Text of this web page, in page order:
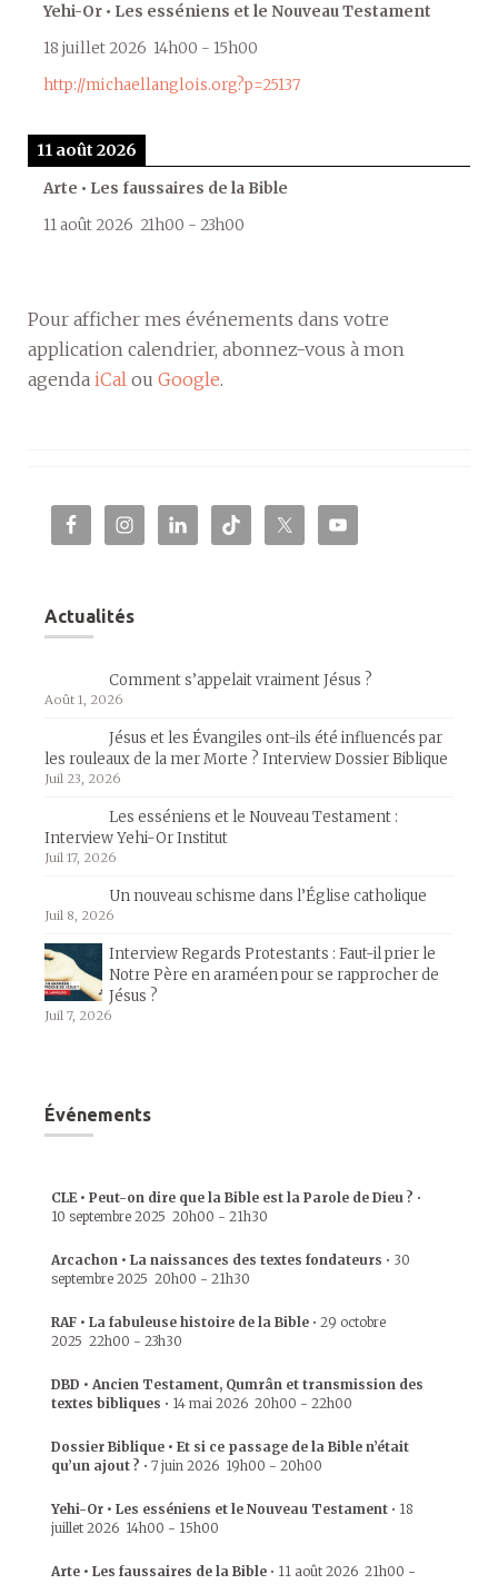
Yehi-Or • Les esséniens et le Nouveau Testament
18 juillet 2026 14h00 - 15h00
http://michaellanglois.org?p=25137
11 août 2026
Arte • Les faussaires de la Bible
11 août 2026 21h00 - 23h00
Pour afficher mes événements dans votre
application calendrier, abonnez-vous à mon
agenda iCal ou Google.
Actualités
Comment s’appelait vraiment Jésus ?
Août 1, 2026
Jésus et les Évangiles ont-ils été influencés par
les rouleaux de la mer Morte ? Interview Dossier Biblique
Juil 23, 2026
Les esséniens et le Nouveau Testament :
Interview Yehi-Or Institut
Juil 17, 2026
Un nouveau schisme dans l’Église catholique
Juil 8, 2026
Interview Regards Protestants : Faut-il prier le
Notre Père en araméen pour se rapprocher de
Jésus ?
Juil 7, 2026
Événements
CLE • Peut-on dire que la Bible est la Parole de Dieu ? •
10 septembre 2025 20h00 - 21h30
Arcachon • La naissances des textes fondateurs • 30
septembre 2025 20h00 - 21h30
RAF • La fabuleuse histoire de la Bible • 29 octobre
2025 22h00 - 23h30
DBD • Ancien Testament, Qumrân et transmission des
textes bibliques • 14 mai 2026 20h00 - 22h00
Dossier Biblique • Et si ce passage de la Bible n’était
qu’un ajout ? • 7 juin 2026 19h00 - 20h00
Yehi-Or • Les esséniens et le Nouveau Testament • 18
juillet 2026 14h00 - 15h00
Arte • Les faussaires de la Bible • 11 août 2026 21h00 -